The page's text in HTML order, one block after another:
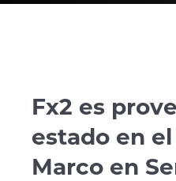
Fx2 es
estado en
Marco en